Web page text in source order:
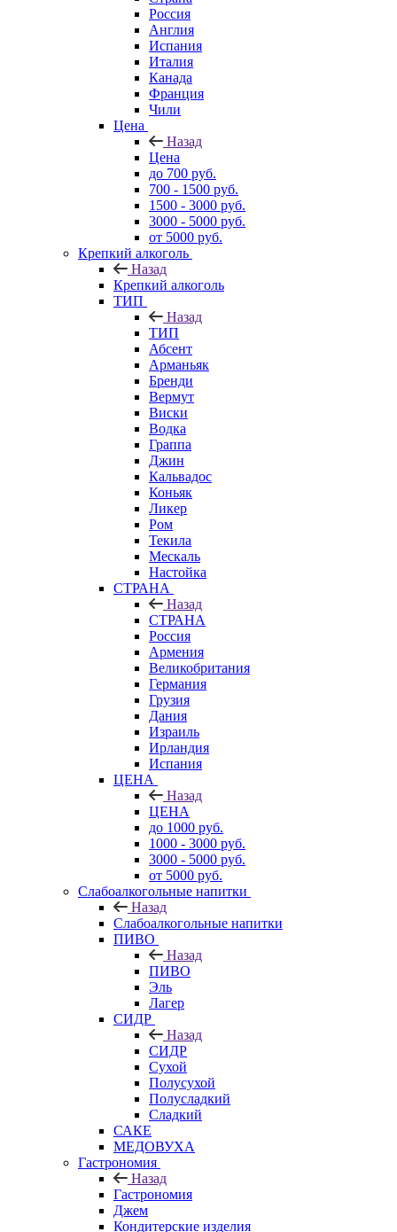
Россия
Англия
Испания
Италия
Канада
Франция
Чили
Цена
Назад
Цена
до 700 руб.
700 - 1500 руб.
1500 - 3000 руб.
3000 - 5000 руб.
от 5000 руб.
Крепкий алкоголь
Назад
Крепкий алкоголь
ТИП
Назад
ТИП
Абсент
Арманьяк
Бренди
Вермут
Виски
Водка
Граппа
Джин
Кальвадос
Коньяк
Ликер
Ром
Текила
Мескаль
Настойка
СТРАНА
Назад
СТРАНА
Россия
Армения
Великобритания
Германия
Грузия
Дания
Израиль
Ирландия
Испания
ЦЕНА
Назад
ЦЕНА
до 1000 руб.
1000 - 3000 руб.
3000 - 5000 руб.
от 5000 руб.
Слабоалкогольные напитки
Назад
Слабоалкогольные напитки
ПИВО
Назад
ПИВО
Эль
Лагер
СИДР
Назад
СИДР
Сухой
Полусухой
Полусладкий
Сладкий
САКЕ
МЕДОВУХА
Гастрономия
Назад
Гастрономия
Джем
Кондитерские изделия